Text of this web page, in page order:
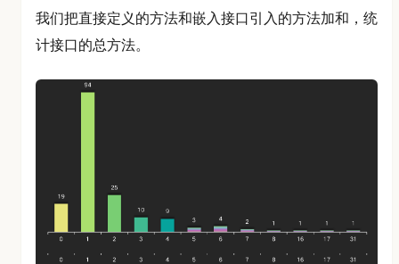
我们把直接定义的方法和嵌入接口引入的方法加和，统
计接口的总方法。